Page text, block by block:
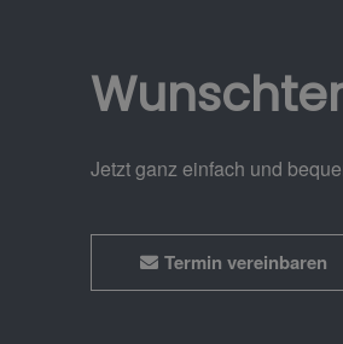
Jetzt ganz einfach und
Termin vereinbaren